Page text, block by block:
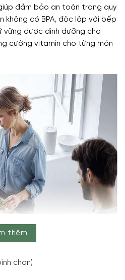
đảm bảo an toàn trong quy
không có BPA, độc lập với bếp
vững được dinh dưỡng cho
cường vitamin cho từng món
thêm
chọn)